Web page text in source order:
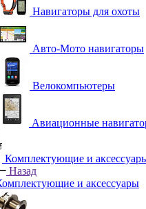
Навигаторы для охоты
Авто-Мото навигаторы
Велокомпьютеры
Авиационные
Комплектующие и
Назад
и аксессуары